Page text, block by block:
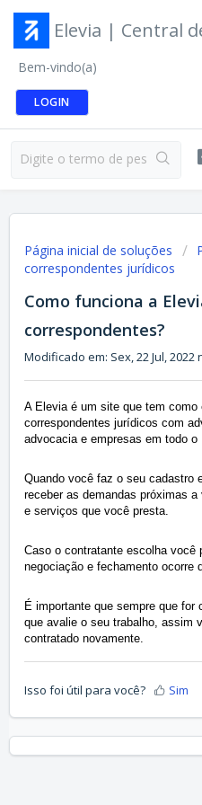
Elevia | Central
Bem-vindo(a)
LOGIN
Página inicial de soluções
correspondentes jurídicos
Como funciona a
correspondentes?
Modificado em: Sex, 22 Jul, 2022
A Elevia é um site que tem como
correspondentes jurídicos com
advocacia e empresas em todo o
Quando você faz o seu cadastro
receber as demandas próximas
e serviços que você presta.
Caso o contratante escolha você
negociação e fechamento ocorre
É importante que sempre que for
que avalie o seu trabalho, assim
contratado novamente.
Isso foi útil para você? Sim